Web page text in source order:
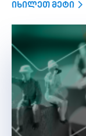
იხილეთ მეტი